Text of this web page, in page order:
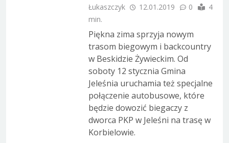
Łukaszczyk
12.01.2019 0
4
min.
Piękna zima sprzyja nowym
trasom biegowym i backcountry
w Beskidzie Żywieckim. Od
soboty 12 stycznia Gmina
Jeleśnia uruchamia też specjalne
połączenie autobusowe, które
będzie dowozić biegaczy z
dworca PKP w Jeleśni na trasę w
Korbielowie.